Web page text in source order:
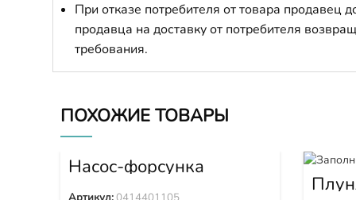
При отказе потребителя от товара
продавца на доставку от потребителя
требования.
ПОХОЖИЕ ТОВАРЫ
Насос-форсунка
0414401105